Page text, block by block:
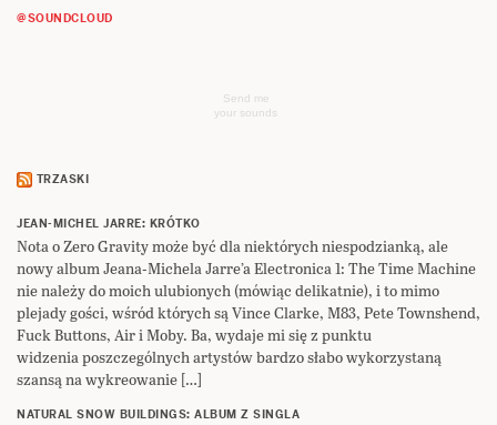
@SOUNDCLOUD
Send me
your sounds
TRZASKI
JEAN-MICHEL JARRE: KRÓTKO
Nota o Zero Gravity może być dla niektórych niespodzianką, ale
nowy album Jeana-Michela Jarre’a Electronica 1: The Time Machine
nie należy do moich ulubionych (mówiąc delikatnie), i to mimo
plejady gości, wśród których są Vince Clarke, M83, Pete Townshend,
Fuck Buttons, Air i Moby. Ba, wydaje mi się z punktu
widzenia poszczególnych artystów bardzo słabo wykorzystaną
szansą na wykreowanie […]
NATURAL SNOW BUILDINGS: ALBUM Z SINGLA